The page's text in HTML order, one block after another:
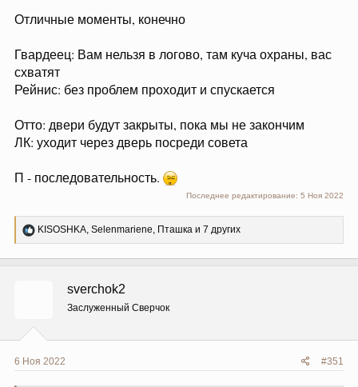
Отличные моменты, конечно
Гвардеец: Вам нельзя в логово, там куча охраны, вас
схватят
Рейнис: без проблем проходит и спускается
Отто: двери будут закрыты, пока мы не закончим
ЛК: уходит через дверь посреди совета
П - последовательность.
Последнее редактирование: 5 Ноя 2022
Р
е
KISOSHKA, Selenmariene, Пташка и 7 других
sverchok2
Заслуженный Сверчок
6 Ноя 2022 #351